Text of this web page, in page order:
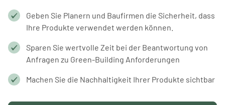
Geben Sie Planern und Baufirmen die Sicherheit, dass
Ihre Produkte verwendet werden können.
Sparen Sie wertvolle Zeit bei der Beantwortung von
Anfragen zu Green-Building Anforderungen
Machen Sie die Nachhaltigkeit Ihrer Produkte sichtbar